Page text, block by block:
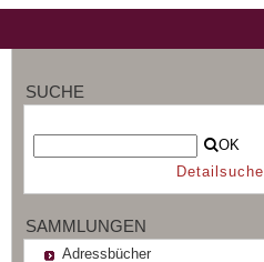
SUCHE
OK
Detailsuche
SAMMLUNGEN
Adressbücher